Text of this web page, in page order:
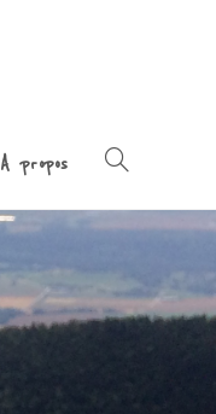
A propos